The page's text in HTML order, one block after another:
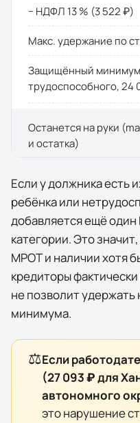
− НДФЛ 13 % (3 522 ₽)
Макс. удержание по
Защищённый
трудоспособного,24
Останется на руки
и остатка)
Если у должника есть
ребёнка или
добавляется ещё
категории. Это
МРОТ и наличии хотя
кредиторы фактически
не позволит
минимума.
⚖️Если
(27 093 ₽для
автономного
это нарушение